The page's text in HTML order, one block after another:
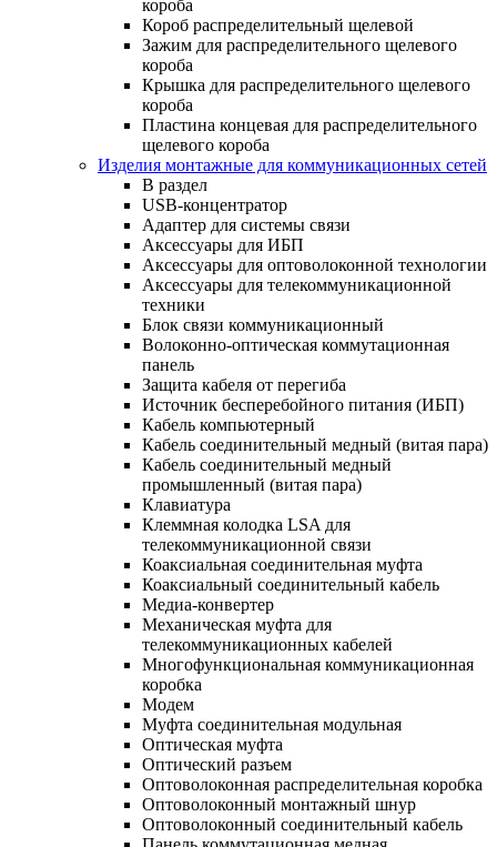
короба
Короб распределительный щелевой
Зажим для распределительного щелевого
короба
Крышка для распределительного щелевого
короба
Пластина концевая для распределительного
щелевого короба
Изделия монтажные для коммуникационных сетей
В раздел
USB-концентратор
Адаптер для системы связи
Аксессуары для ИБП
Аксессуары для оптоволоконной технологии
Аксессуары для телекоммуникационной
техники
Блок связи коммуникационный
Волоконно-оптическая коммутационная
панель
Защита кабеля от перегиба
Источник бесперебойного питания (ИБП)
Кабель компьютерный
Кабель соединительный медный (витая пара)
Кабель соединительный медный
промышленный (витая пара)
Клавиатура
Клеммная колодка LSA для
телекоммуникационной связи
Коаксиальная соединительная муфта
Коаксиальный соединительный кабель
Медиа-конвертер
Механическая муфта для
телекоммуникационных кабелей
Многофункциональная коммуникационная
коробка
Модем
Муфта соединительная модульная
Оптическая муфта
Оптический разъем
Оптоволоконная распределительная коробка
Оптоволоконный монтажный шнур
Оптоволоконный соединительный кабель